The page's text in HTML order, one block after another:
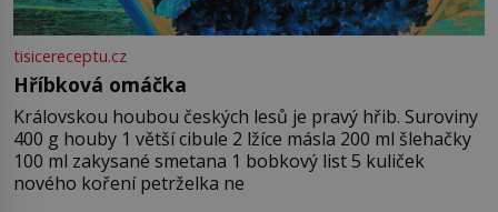
tisicereceptu.cz
Hříbková omáčka
Královskou houbou českých lesů je pravý hřib. Suroviny
400 g houby 1 větší cibule 2 lžíce másla 200 ml šlehačky
100 ml zakysané smetana 1 bobkový list 5 kuliček
nového koření petrželka ne